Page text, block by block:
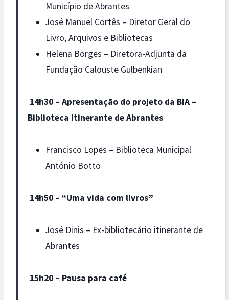
Município de Abrantes
José Manuel Cortês – Diretor Geral do
Livro, Arquivos e Bibliotecas
Helena Borges – Diretora-Adjunta da
Fundação Calouste Gulbenkian
14h30 – Apresentação do projeto da BIA –
Biblioteca Itinerante de Abrantes
Francisco Lopes – Biblioteca Municipal
António Botto
14h50 – “Uma vida com livros”
José Dinis – Ex-bibliotecário itinerante de
Abrantes
15h20 – Pausa para café